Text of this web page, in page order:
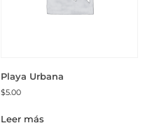
Playa Urbana
$5.00
Leer más